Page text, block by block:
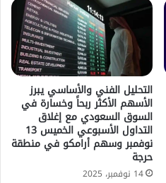
التحليل الفني والأساسي يبرز
الأسهم الأكثر ربحاً وخسارة في
السوق السعودي مع إغلاق
التداول الأسبوعي الخميس 13
نوفمبر وسهم أرامكو في منطقة
حرجة
14 نوفمبر، 2025